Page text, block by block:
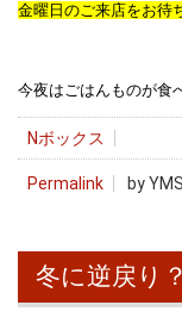
金曜日のご来店をお待
今夜はごはんものが食
Nボックス
Permalink by
冬に逆戻り？